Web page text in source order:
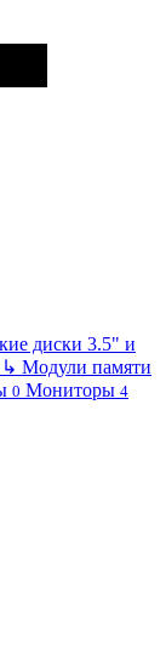
диски 3.5" и
↳ Модули памяти
0 Мониторы 4